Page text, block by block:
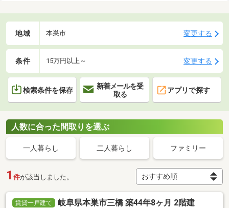
る高級・ハイグレードな物件から、気になるお部屋を見つけてく
地域 本巣市 変更する
条件 15万円以上～ 変更する
検索条件を保存
新着メールを受
取る
アプリで探す
人数に合った間取りを選ぶ
一人暮らし 二人暮らし ファミリー
1 件が該当しました。
賃貸一戸建て 岐阜県本巣市三橋 築44年8ヶ月 2階建